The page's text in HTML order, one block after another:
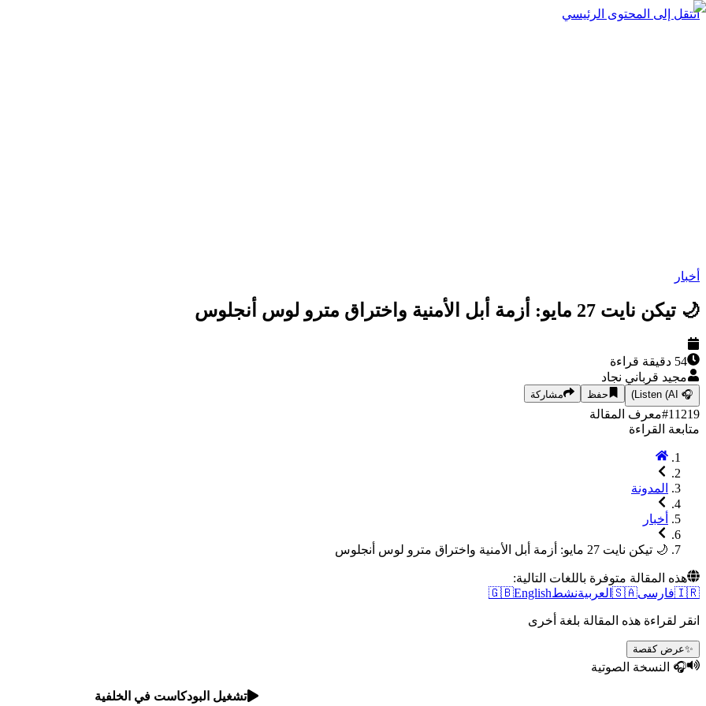
انتقل إلى المحتوى الرئيسي
أخبار
🌙 تيكن نايت 27 مايو: أزمة أبل الأمنية واختراق مترو لوس أنجلوس
54 دقيقة قراءة
مجيد قرباني نجاد
🎧
Listen (AI) حفظ مشاركة
#11219 معرف المقالة
متابعة القراءة
المدونة
أخبار
🌙 تيكن نايت 27 مايو: أزمة أبل الأمنية واختراق مترو لوس أنجلوس
هذه المقالة متوفرة باللغات التالية:
🇮🇷فارسی🇸🇦 العربيةنشط 🇬🇧English
انقر لقراءة هذه المقالة بلغة أخرى
✨عرض كقصة
🎧 النسخة الصوتية
تشغيل البودكاست في الخلفية